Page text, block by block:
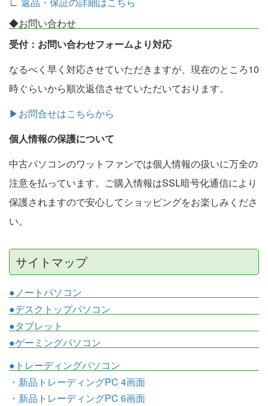
◆お問い合わせ
受付：お問い合わせフォームより対応
なるべく早く対応させていただきますが、現在のところ10
時ぐらいから順次返信させていただいております。
▶お問合せはこちらから
個人情報の保護について
中古パソコンのワットファンでは個人情報の扱いに万全の
注意を払っています。ご購入情報はSSL暗号化通信により
保護されますので安心してショッピングをお楽しみくださ
い。
サイトマップ
●ノートパソコン
●デスクトップパソコン
●タブレット
●ゲーミングパソコン
●トレーディングパソコン
・新品トレーディングPC 4画面
・新品トレーディングPC 6画面